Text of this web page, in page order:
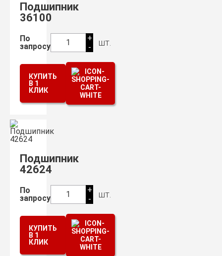
Подшипник
36100
По
запросу
1
+
-
шт.
КУПИТЬ
В 1
КЛИК
Подшипник
42624
По
запросу
1
+
-
шт.
КУПИТЬ
В 1
КЛИК